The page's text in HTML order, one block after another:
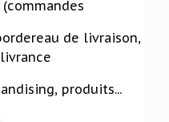
de livraison,
produits...